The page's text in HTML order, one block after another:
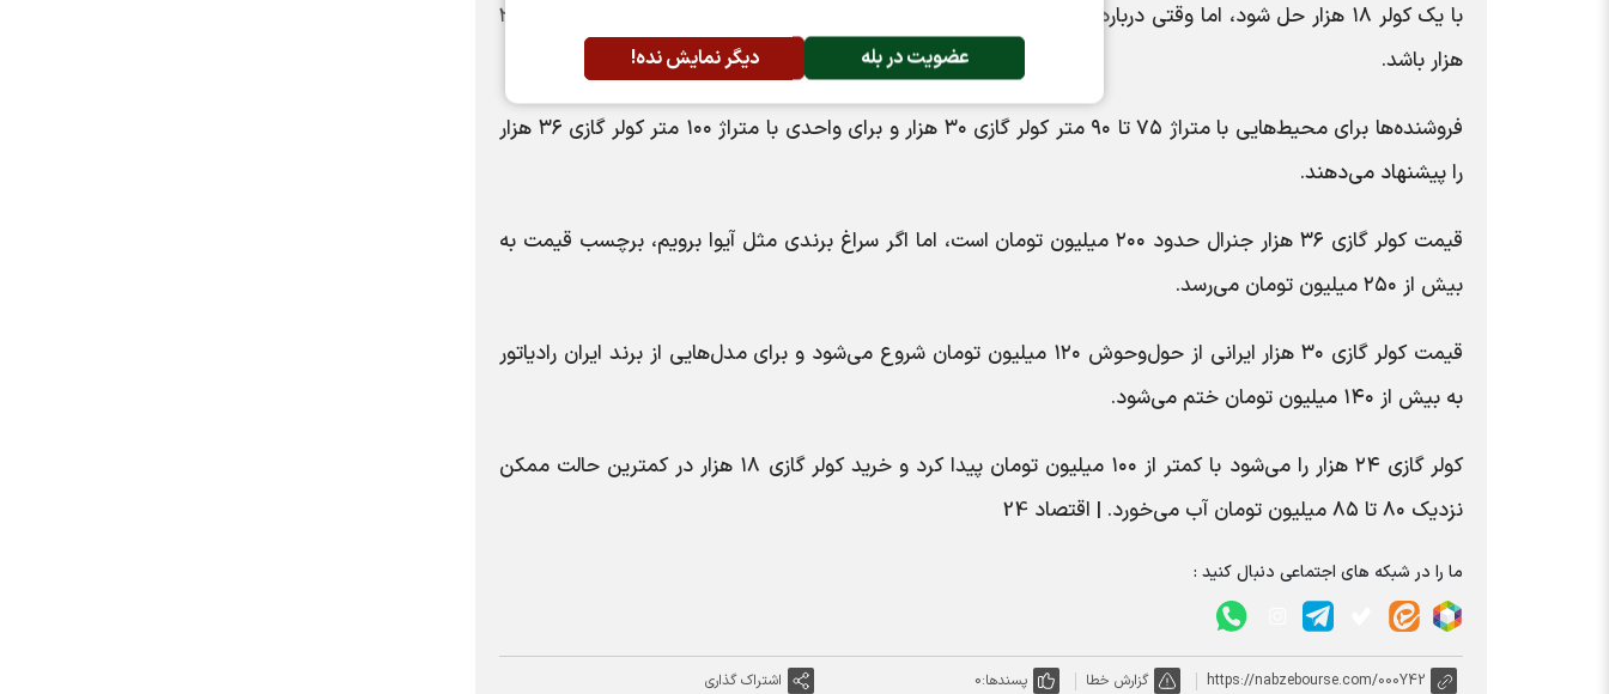
عضویت در بله دیگر نمایش نده!
با یک کولر ۱۸ هزار حل شود، اما وقتی درباره یک خانه ۵۰ تا ۷۰ متری صحبت می‌کنیم، ظرفیت کولر گازی نباید زیر ۲۴
هزار باشد.
فروشنده‌ها برای محیط‌هایی با متراژ ۷۵ تا ۹۰ متر کولر گازی ۳۰ هزار و برای واحدی با متراژ ۱۰۰ متر کولر گازی ۳۶ هزار
را پیشنهاد می‌دهند.
قیمت کولر گازی ۳۶ هزار جنرال حدود ۲۰۰ میلیون تومان است، اما اگر سراغ برندی مثل آیوا برویم، برچسب قیمت به
بیش از ۲۵۰ میلیون تومان می‌رسد.
قیمت کولر گازی ۳۰ هزار ایرانی از حول‌وحوش ۱۲۰ میلیون تومان شروع می‌شود و برای مدل‌هایی از برند ایران رادیاتور
به بیش از ۱۴۰ میلیون تومان ختم می‌شود.
کولر گازی ۲۴ هزار را می‌شود با کمتر از ۱۰۰ میلیون تومان پیدا کرد و خرید کولر گازی ۱۸ هزار در کمترین حالت ممکن
نزدیک ۸۰ تا ۸۵ میلیون تومان آب می‌خورد. | اقتصاد 24
ما را در شبکه های اجتماعی دنبال کنید :
https://nabzebourse.com/000Y42 گزارش خطا پسندها:0 اشتراک گذاری